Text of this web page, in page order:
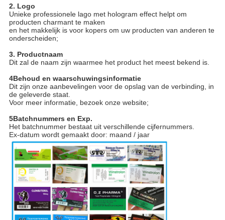
2. Logo
Unieke professionele lago met hologram effect helpt om
producten charmant te maken
en het makkelijk is voor kopers om uw producten van anderen te
onderscheiden;
3. Productnaam
Dit zal de naam zijn waarmee het product het meest bekend is.
4Behoud en waarschuwingsinformatie
Dit zijn onze aanbevelingen voor de opslag van de verbinding, in
de geleverde staat.
Voor meer informatie, bezoek onze website;
5Batchnummers en Exp.
Het batchnummer bestaat uit verschillende cijfernummers.
Ex-datum wordt gemaakt door: maand / jaar